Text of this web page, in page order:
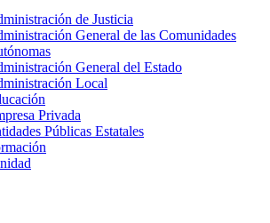
de Justicia
General de las Comunidades
General del Estado
Local
Privada
Públicas Estatales